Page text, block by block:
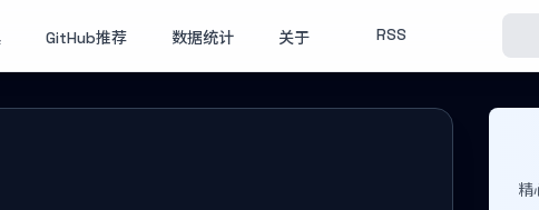
GitHub推荐 数据统计 关于 RSS
精